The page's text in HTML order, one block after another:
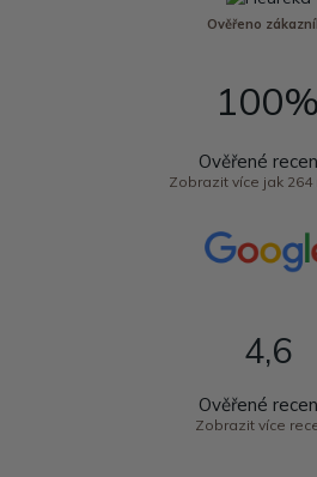
Ověřeno
100%
Ověřené
Zobrazit více jak 264
4,6
Ověřené
Zobrazit více